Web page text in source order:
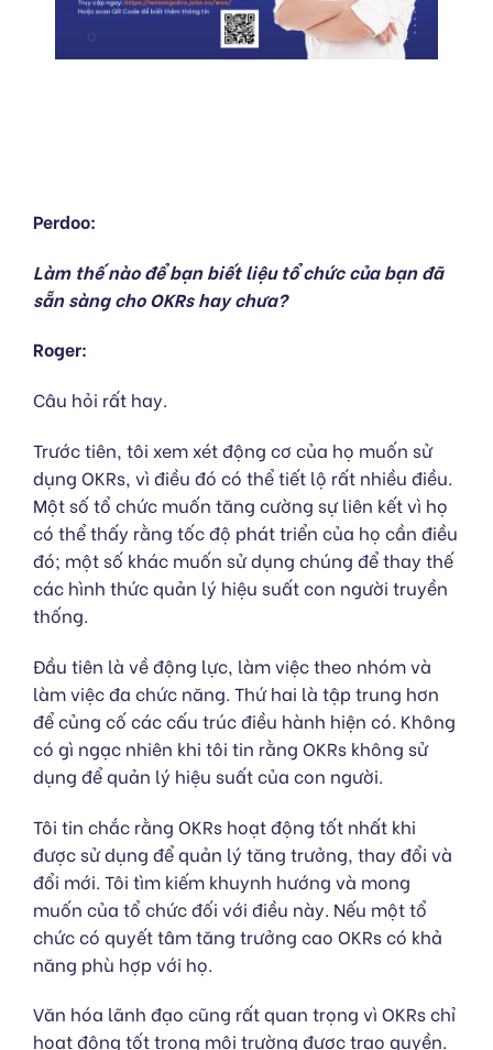
Perdoo:
Làm thế nào để bạn biết liệu tổ chức của bạn đã
sẵn sàng cho OKRs hay chưa?
Roger:
Câu hỏi rất hay.
Trước tiên, tôi xem xét động cơ của họ muốn sử
dụng OKRs, vì điều đó có thể tiết lộ rất nhiều điều.
Một số tổ chức muốn tăng cường sự liên kết vì họ
có thể thấy rằng tốc độ phát triển của họ cần điều
đó; một số khác muốn sử dụng chúng để thay thế
các hình thức quản lý hiệu suất con người truyền
thống.
Đầu tiên là về động lực, làm việc theo nhóm và
làm việc đa chức năng. Thứ hai là tập trung hơn
để củng cố các cấu trúc điều hành hiện có. Không
có gì ngạc nhiên khi tôi tin rằng OKRs không sử
dụng để quản lý hiệu suất của con người.
Tôi tin chắc rằng OKRs hoạt động tốt nhất khi
được sử dụng để quản lý tăng trưởng, thay đổi và
đổi mới. Tôi tìm kiếm khuynh hướng và mong
muốn của tổ chức đối với điều này. Nếu một tổ
chức có quyết tâm tăng trưởng cao OKRs có khả
năng phù hợp với họ.
Văn hóa lãnh đạo cũng rất quan trọng vì OKRs chỉ
hoạt động tốt trong môi trường được trao quyền.